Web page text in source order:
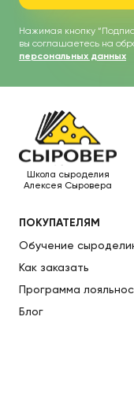
Нажимая кнопку
вы соглашаетесь на
персональных данных
Школа сыроделия
Алексея Сыровера
ПОКУПАТЕЛЯМ
Обучение
Как заказать
Программа
Блог